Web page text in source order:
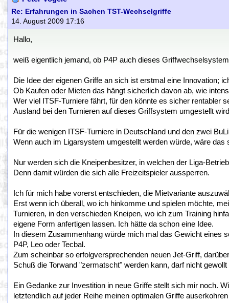
Re: Erfahrungen in Sachen TST-Wechselgriffe
14. August 2009 17:16
Hallo,
weiß eigentlich jemand, ob P4P auch dieses
Die Idee der eigenen Griffe an sich ist erstmal eine Innovation;
Ob Kaufen oder Mieten das hängt sicherlich davon ab, wie
Wer viel ITSF-Turniere fährt, für den könnte es sicher rentabler
Ausland bei den Turnieren auf dieses Griffsystem umgestellt
Für die wenigen ITSF-Turniere in Deutschland und den zwei
Wenn auch im Ligarsystem umgestellt werden würde, wäre
Nur werden sich die Kneipenbesitzer, in welchen der Liga-
Denn damit würden die sich alle Freizeitspieler aussperren.
Ich für mich habe vorerst entschieden, die Mietvariante
Erst wenn ich überall, wo ich hinkomme und spielen möchte,
Turnieren, in den verschieden Kneipen, wo ich zum Training
eigene Form anfertigen lassen. Ich hätte da schon eine Idee.
In diesem Zusammenhang würde mich mal das Gewicht eines
P4P, Leo oder Tecbal.
Zum scheinbar so erfolgversprechenden neuen Jet-Griff,
Schuß die Torwand "zermatscht" werden kann, darf nicht gewollt
Ein Gedanke zur Investition in neue Griffe stellt sich mir noch.
letztendlich auf jeder Reihe meinen optimalen Griffe